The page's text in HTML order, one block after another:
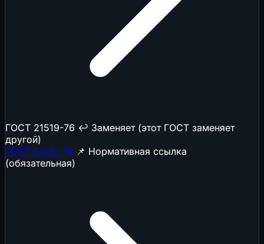
ГОСТ 21519-76 ↩️ Заменяет (этот ГОСТ заменяет
другой)
ГОСТ 9.031-74 📌 Нормативная ссылка
(обязательная)